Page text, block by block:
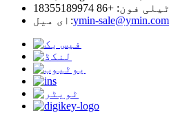
ٹیلی فون: +86 18355189974
ای میل:ymin-sale@ymin.com